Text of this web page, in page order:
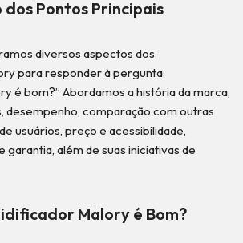
Pontos Principais
diversos aspectos dos
para responder à pergunta:
é bom?” Abordamos a história da marca,
desempenho, comparação com outras
usuários, preço e acessibilidade,
garantia, além de suas iniciativas de
Malory é Bom?